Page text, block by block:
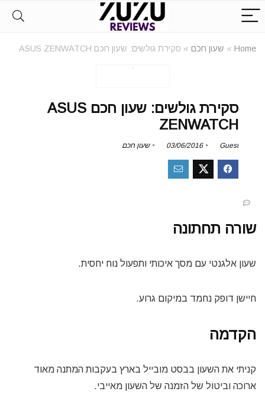
Home
» שעון חכם » סקירת גולשים: שעון חכם ASUS ZENWATCH
סקירת גולשים: שעון חכם ASUS
ZENWATCH
Guest
03/06/2016 שעון חכם
שורה תחתונה
שעון אלגנטי עם מסך איכותי ותפעול נוח יחסית.
חיישן דופק נחמד במיקום גרוע.
הקדמה
קניתי את השעון בבסט מובייל בארץ בעקבות המתנה מאוד
ארוכה וביטול של הזמנה של השעון מאייבי.